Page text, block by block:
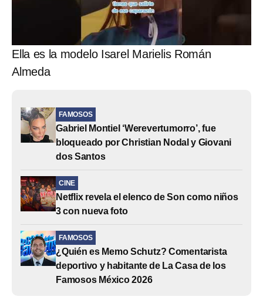
Ella es la modelo Isarel Marielis Román
Almeda
FAMOSOS
Gabriel Montiel ‘Werevertumorro’, fue
bloqueado por Christian Nodal y Giovani
dos Santos
CINE
Netflix revela el elenco de Son como niños
3 con nueva foto
FAMOSOS
¿Quién es Memo Schutz? Comentarista
deportivo y habitante de La Casa de los
Famosos México 2026